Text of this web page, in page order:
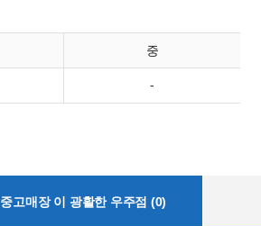
중
-
중고매장 이 광활한 우주점 (0)